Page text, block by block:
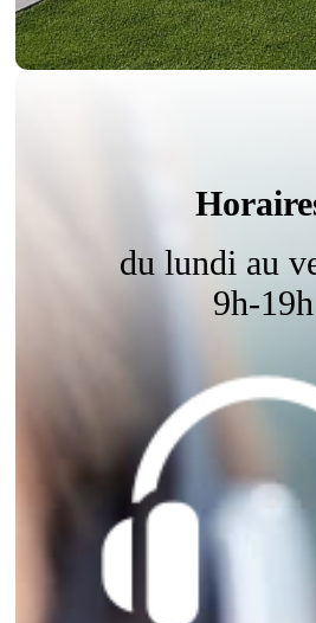
du lundi au
9h-19h